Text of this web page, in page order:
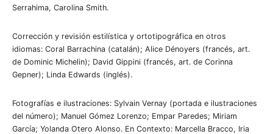
Serrahima, Carolina Smith.
Corrección y revisión estilística y ortotipográfica en otros
idiomas: Coral Barrachina (catalán); Alice Dénoyers (francés, art.
de Dominic Michelin); David Gippini (francés, art. de Corinna
Gepner); Linda Edwards (inglés).
Fotografías e ilustraciones: Sylvain Vernay (portada e ilustraciones
del número); Manuel Gómez Lorenzo; Empar Paredes; Miriam
García; Yolanda Otero Alonso. En Contexto: Marcella Bracco, Iria